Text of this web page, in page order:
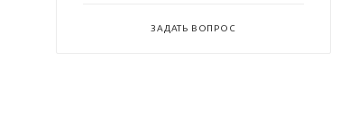
ЗАДАТЬ ВОПРОС